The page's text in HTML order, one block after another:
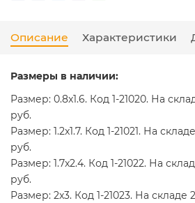
Описание Характеристики
Размеры в наличии:
Размер: 0.8x1.6. Код 1-21020. На
руб.
Размер: 1.2x1.7. Код 1-21021. На
руб.
Размер: 1.7x2.4. Код 1-21022. На
руб.
Размер: 2x3. Код 1-21023. На складе